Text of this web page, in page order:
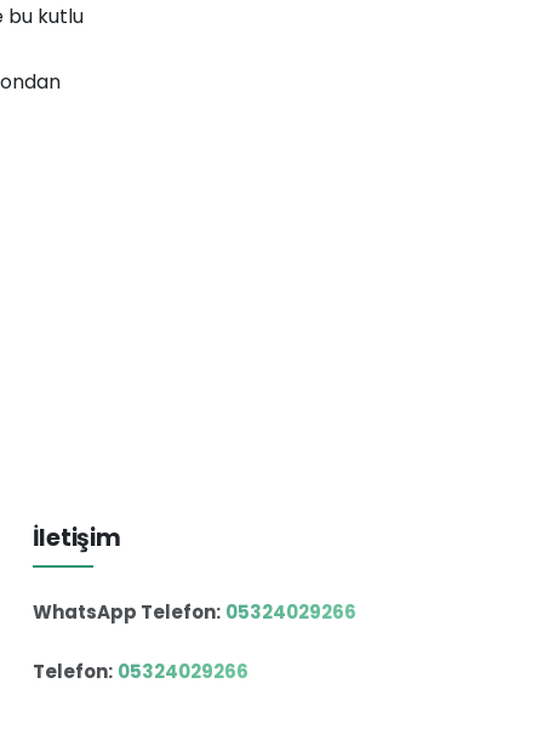
bu kutlu
İletişim
WhatsApp Telefon: 05324029266
Telefon: 05324029266